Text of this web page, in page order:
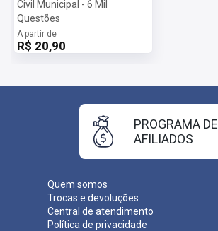
Civil Municipal - 6 Mil
Questões
A partir de
R$ 20,90
Quem somos
Trocas e devoluções
Central de atendimento
Política de privacidade
PROGRAMA DE
AFILIADOS